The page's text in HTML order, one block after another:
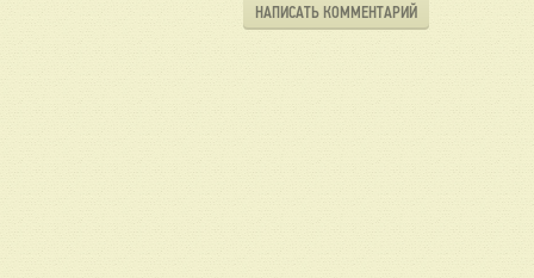
НАПИСАТЬ КОММЕНТАРИЙ